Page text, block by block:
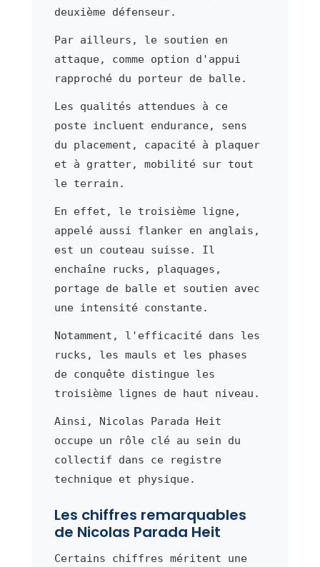
deuxième défenseur.
Par ailleurs, le soutien en
attaque, comme option d'appui
rapproché du porteur de balle.
Les qualités attendues à ce
poste incluent endurance, sens
du placement, capacité à plaquer
et à gratter, mobilité sur tout
le terrain.
En effet, le troisième ligne,
appelé aussi flanker en anglais,
est un couteau suisse. Il
enchaîne rucks, plaquages,
portage de balle et soutien avec
une intensité constante.
Notamment, l'efficacité dans les
rucks, les mauls et les phases
de conquête distingue les
troisième lignes de haut niveau.
Ainsi, Nicolas Parada Heit
occupe un rôle clé au sein du
collectif dans ce registre
technique et physique.
Les chiffres remarquables
de Nicolas Parada Heit
Certains chiffres méritent une